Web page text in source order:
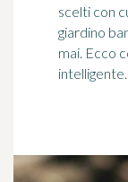
scelti con
giardino
mai. Ecco
intelligente.